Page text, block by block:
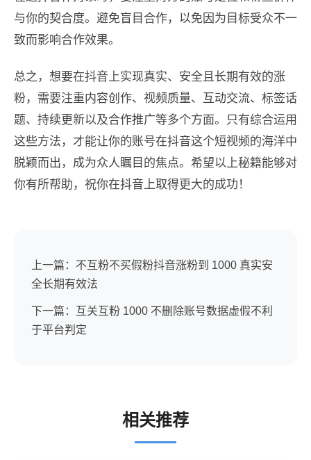
与你的契合度。避免盲目合作，以免因为目标受众不一
致而影响合作效果。
总之，想要在抖音上实现真实、安全且长期有效的涨
粉，需要注重内容创作、视频质量、互动交流、标签话
题、持续更新以及合作推广等多个方面。只有综合运用
这些方法，才能让你的账号在抖音这个短视频的海洋中
脱颖而出，成为众人瞩目的焦点。希望以上秘籍能够对
你有所帮助，祝你在抖音上取得更大的成功！
上一篇：不互粉不买假粉抖音涨粉到 1000 真实安
全长期有效法
下一篇：互关互粉 1000 不删除账号数据虚假不利
于平台判定
相关推荐